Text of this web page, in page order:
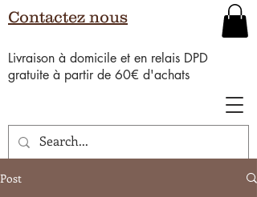
Livraison à domicile et en relais DPD
gratuite à partir de 60€ d'achats
Contactez nous
Post